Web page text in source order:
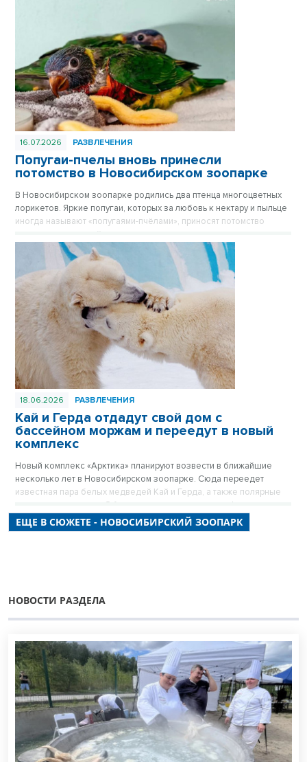
16.07.2026 РАЗВЛЕЧЕНИЯ
Попугаи-пчелы вновь принесли
потомство в Новосибирском зоопарке
В Новосибирском зоопарке родились два птенца многоцветных
лорикетов. Яркие попугаи, которых за любовь к нектару и пыльце
иногда называют «попугаями-пчёлами», приносят потомство
18.06.2026 РАЗВЛЕЧЕНИЯ
Кай и Герда отдадут свой дом с
бассейном моржам и переедут в новый
комплекс
Новый комплекс «Арктика» планируют возвести в ближайшие
несколько лет в Новосибирском зоопарке. Сюда переедет
известная пара белых медведей Кай и Герда, а также полярные
совы, волки и песцы. Об этом рассказал в прямом эфире
«Новосибирских новостей» директор Новосибирского зоопарка
Андрей Шило.
ЕЩЕ В СЮЖЕТЕ - НОВОСИБИРСКИЙ ЗООПАРК
НОВОСТИ РАЗДЕЛА